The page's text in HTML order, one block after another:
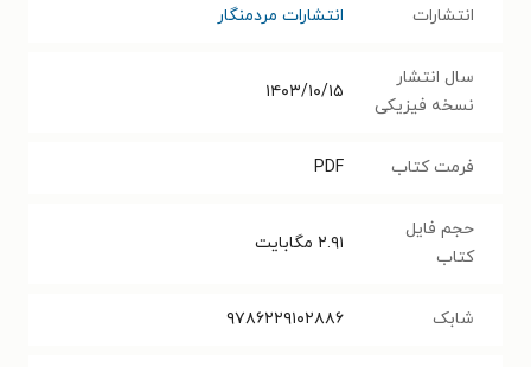
انتشارات انتشارات مردمنگار
سال انتشار
نسخه فیزیکی
۱۴۰۳/۱۰/۱۵
فرمت کتاب PDF
حجم فایل
کتاب
۲.۹۱ مگابایت
شابک ۹۷۸۶۲۲۹۱۰۲۸۸۶